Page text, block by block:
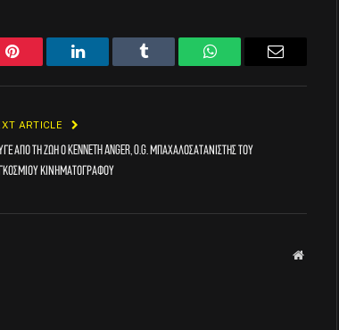
Pinterest LinkedIn Tumblr WhatsApp
ARTICLE
από τη ζωή ο Kenneth Anger, O.G. μπαχαλοσατανιστής του
κινηματογράφου
Website